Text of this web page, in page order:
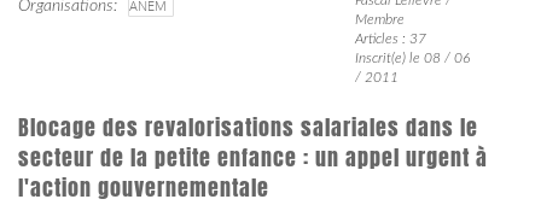
Organisations ANEM
Membre
Articles : 37
Inscrit(e) le 08 / 06
/ 2011
Blocage des revalorisations salariales dans le
secteur de la petite enfance : un appel urgent à
l'action gouvernementale